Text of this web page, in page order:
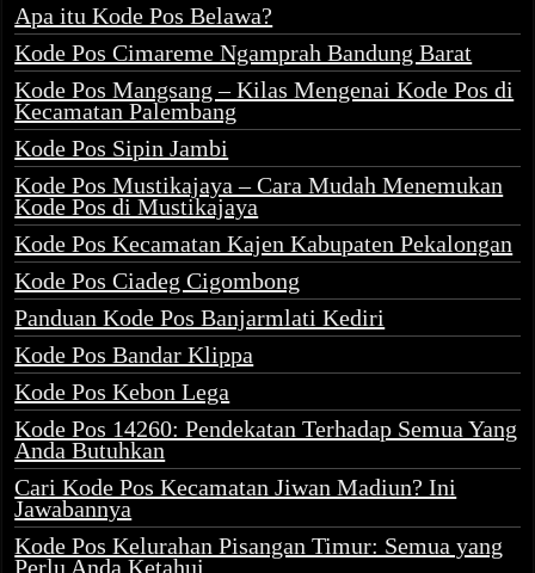
Apa itu Kode Pos Belawa?
Kode Pos Cimareme Ngamprah Bandung Barat
Kode Pos Mangsang – Kilas Mengenai Kode Pos di
Kecamatan Palembang
Kode Pos Sipin Jambi
Kode Pos Mustikajaya – Cara Mudah Menemukan
Kode Pos di Mustikajaya
Kode Pos Kecamatan Kajen Kabupaten Pekalongan
Kode Pos Ciadeg Cigombong
Panduan Kode Pos Banjarmlati Kediri
Kode Pos Bandar Klippa
Kode Pos Kebon Lega
Kode Pos 14260: Pendekatan Terhadap Semua Yang
Anda Butuhkan
Cari Kode Pos Kecamatan Jiwan Madiun? Ini
Jawabannya
Kode Pos Kelurahan Pisangan Timur: Semua yang
Perlu Anda Ketahui